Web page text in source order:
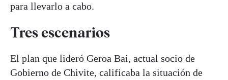
para llevarlo a cabo.
Tres escenarios
El plan que lideró Geroa Bai, actual socio de
Gobierno de Chivite, calificaba la situación de